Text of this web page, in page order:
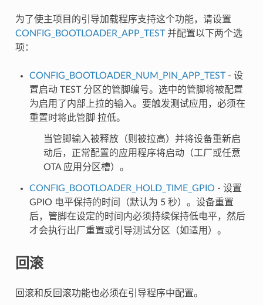
为了使主项目的引导加载程序支持这个功能，请设置
CONFIG_BOOTLOADER_APP_TEST并配置以下两个选
项：
CONFIG_BOOTLOADER_NUM_PIN_APP_TEST- 设
置启动 TEST 分区的管脚编号。选中的管脚将被配置
为启用了内部上拉的输入。要触发测试应用，必须在
重置时将此管脚 拉低。
当管脚输入被释放（则被拉高）并将设备重新启
动后，正常配置的应用程序将启动（工厂或任意
OTA 应用分区槽）。
CONFIG_BOOTLOADER_HOLD_TIME_GPIO - 设置
GPIO 电平保持的时间（默认为 5 秒）。设备重置
后，管脚在设定的时间内必须持续保持低电平，然后
才会执行出厂重置或引导测试分区（如适用）。
回滚
回滚和反回滚功能也必须在引导程序中配置。